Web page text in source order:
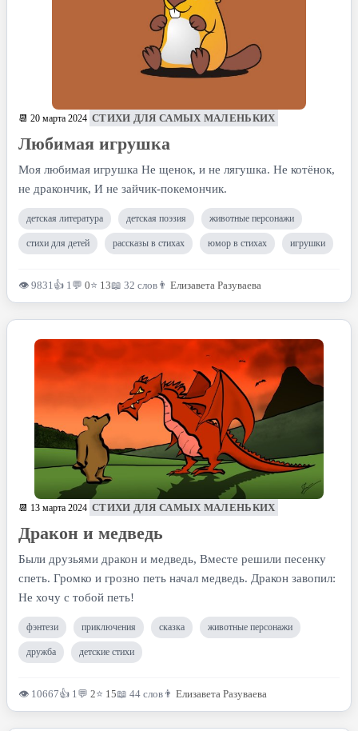
📆 20 марта 2024 СТИХИ ДЛЯ САМЫХ МАЛЕНЬКИХ
Любимая игрушка
Моя любимая игрушка Не щенок, и не лягушка. Не котёнок,
не дракончик, И не зайчик-покемончик.
детская литература детская поэзия животные персонажи
стихи для детей рассказы в стихах юмор в стихах игрушки
👁 9831👍 1💬 0⭐ 13📖 32 слов 👨 Елизавета Разуваева
📆 13 марта 2024 СТИХИ ДЛЯ САМЫХ МАЛЕНЬКИХ
Дракон и медведь
Были друзьями дракон и медведь, Вместе решили песенку
спеть. Громко и грозно петь начал медведь. Дракон завопил:
Не хочу с тобой петь!
фэнтези приключения сказка животные персонажи
дружба детские стихи
👁 10667👍 1💬 2⭐ 15📖 44 слов 👨 Елизавета Разуваева